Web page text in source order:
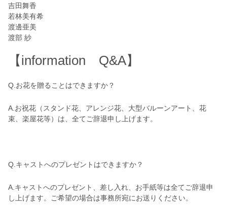
吉田舞香
若林美有希
渡邊亜美
渡部 紗
【information Q&A】
Q.お花を贈ることはできますか？
A.お祝花（スタンド花、アレンジ花、大型バルーンアート、花
束、楽屋花等）は、全てご辞退申し上げます。
Q.キャストへのプレゼントはできますか？
A.キャストへのプレゼント、差し入れ、お手紙等は全てご辞退申
し上げます。ご希望の場合は事務所宛にお送りください。